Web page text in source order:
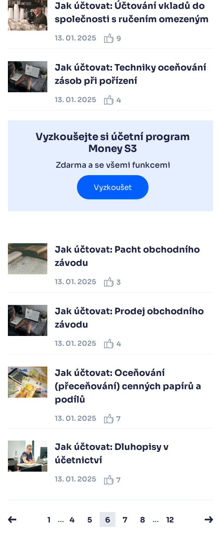
Jak účtovat: Účtování vkladů do
společnosti s ručením omezeným
13. 01. 2025 9
Jak účtovat: Techniky oceňování
zásob při pořízení
13. 01. 2025 4
Vyzkoušejte si účetní program
Money S3
Zdarma a se všemi funkcemi
Vyzkoušet
Jak účtovat: Pacht obchodního
závodu
13. 01. 2025 3
Jak účtovat: Prodej obchodního
závodu
13. 01. 2025 4
Jak účtovat: Oceňování
(přeceňování) cenných papírů a
podílů
13. 01. 2025 7
Jak účtovat: Dluhopisy v
účetnictví
13. 01. 2025 7
1 … 4 5 6 7 8 … 12